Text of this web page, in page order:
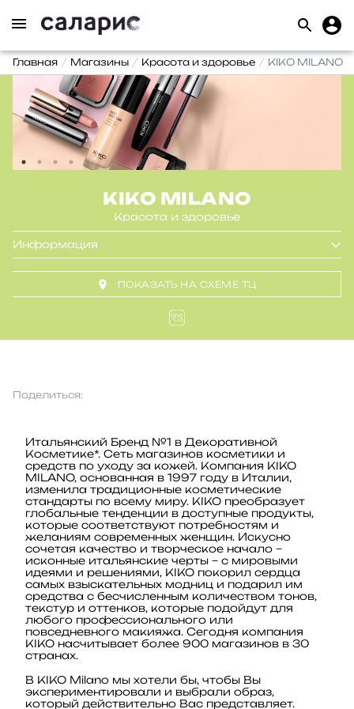
Главная Магазины Красота и здоровье KIKO MILANO
KIKO MILANO
Красота и здоровье
Информация
ПОКАЗАТЬ НА СХЕМЕ ТЦ
Поделиться:
Итальянский Бренд №1 в Декоративной
Косметике*. Сеть магазинов косметики и
средств по уходу за кожей. Компания KIKO
MILANO, основанная в 1997 году в Италии,
изменила традиционные косметические
стандарты по всему миру. KIKO преобразует
глобальные тенденции в доступные продукты,
которые соответствуют потребностям и
желаниям современных женщин. Искусно
сочетая качество и творческое начало –
исконные итальянские черты – с мировыми
идеями и решениями, KIKO покорил сердца
самых взыскательных модниц и подарил им
средства с бесчисленным количеством тонов,
текстур и оттенков, которые подойдут для
любого профессионального или
повседневного макияжа. Сегодня компания
KIKO насчитывает более 900 магазинов в 30
странах.
В KIKO Milano мы хотели бы, чтобы Вы
экспериментировали и выбрали образ,
который действительно Вас представляет.